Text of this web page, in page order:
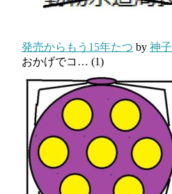
発売からもう15年たつ by 神子
おかげでコ… (1)